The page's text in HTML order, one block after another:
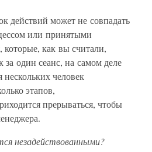
действий может не совпадать
или принятыми
как вы считали,
за один сеанс, на самом деле
нескольких человек
этапов,
прерываться, чтобы
незадействованными?